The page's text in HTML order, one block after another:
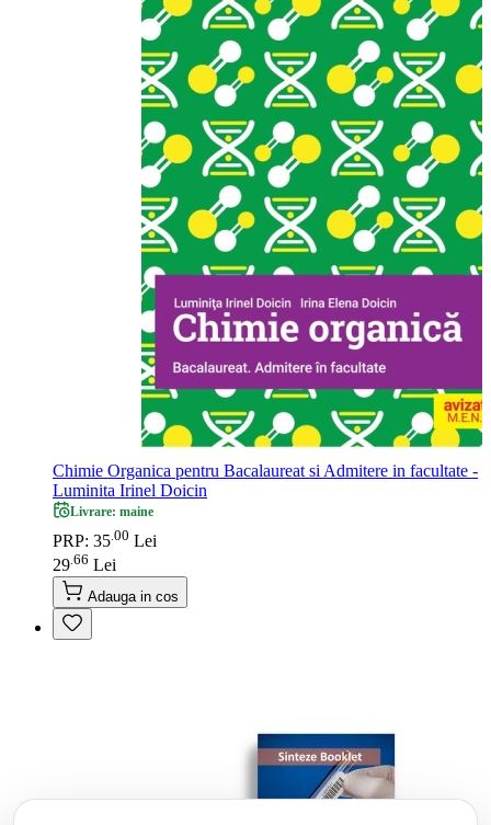
Chimie Organica pentru Bacalaureat si Admitere in facultate -
Luminita Irinel Doicin
Livrare: maine
PRP: 35 00 Lei
29 66 Lei
Adauga in cos